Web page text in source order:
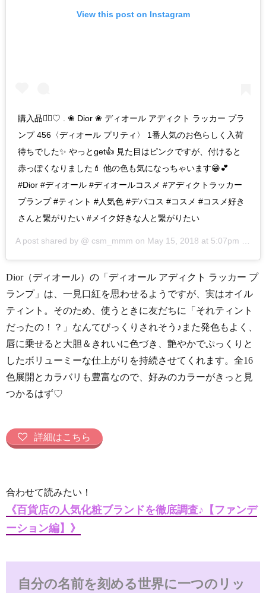
View this post on Instagram
購入品◡̈⃝♡ . ❀ Dior ❀ ディオール アディクト ラッカー プラ
ンプ 456〈ディオール プリティ〉 1番人気のお色らしく入荷
待ちでした✨ やっとget👍 見た目はピンクですが、付けると
赤っぽくなりました💄 他の色も気になっちゃいます😁💕
#Dior #ディオール #ディオールコスメ #アディクトラッカー
プランプ #ティント #人気色 #デパコス #コスメ #コスメ好き
さんと繋がりたい #メイク好きな人と繋がりたい
A post shared by @ csm_mmm on May 15, 2018 at 5:07pm PDT
Dior（ディオール）の「ディオール アディクト ラッカー プ
ランプ」は、一見口紅を思わせるようですが、実はオイル
ティント。そのため、使うときに友だちに「それティント
だったの！？」なんてびっくりされそう♪また発色もよく、
唇に乗せると大胆＆きれいに色づき、艶やかでぷっくりと
したボリューミーな仕上がりを持続させてくれます。全16
色展開とカラバリも豊富なので、好みのカラーがきっと見
つかるはず♡
詳細はこちら
合わせて読みたい！
《百貨店の人気化粧ブランドを徹底調査♪【ファンデ
ーション編】》
自分の名前を刻める世界に一つのリッ